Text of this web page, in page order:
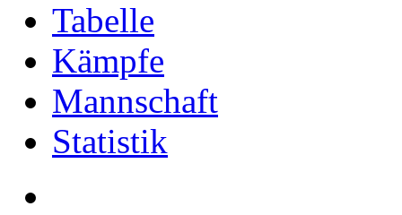
Tabelle
Kämpfe
Mannschaft
Statistik